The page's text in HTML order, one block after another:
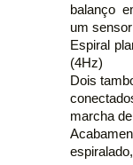
balanço
um
Espiral
(4Hz)
Dois
marcha